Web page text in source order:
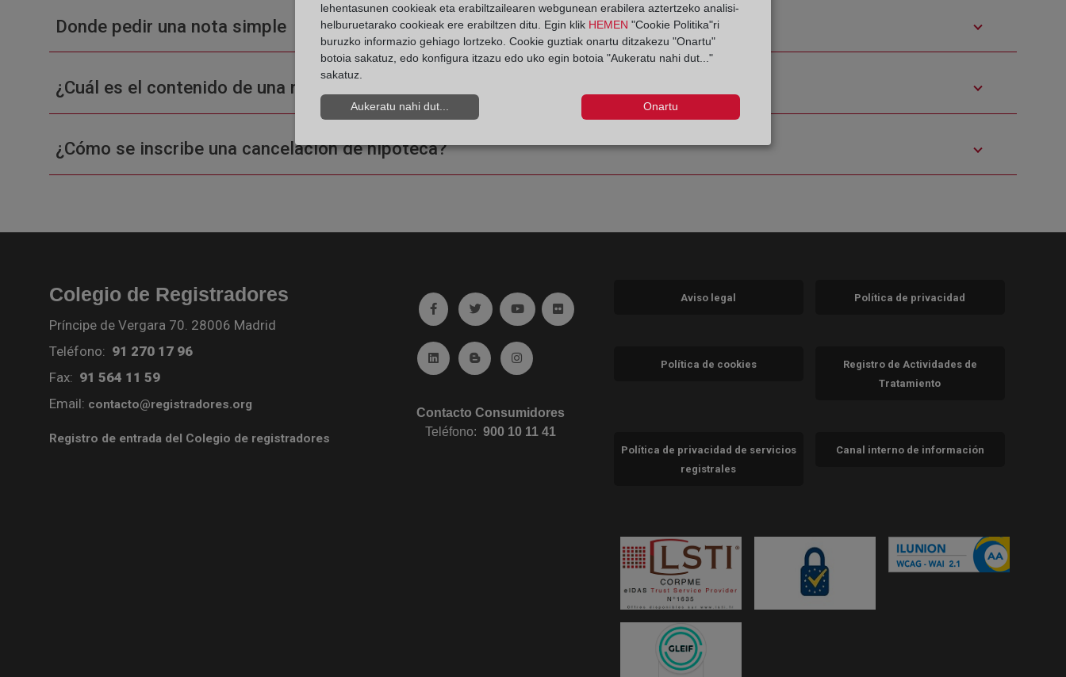
Donde pedir una nota simple
¿Cuál es el contenido de una nota simple o una certificación?
¿Cómo se inscribe una cancelación de hipoteca?
Colegio de Registradores
Príncipe de Vergara 70. 28006 Madrid
Teléfono: 91 270 17 96
Fax: 91 564 11 59
Email: contacto@registradores.org
Registro de entrada del Colegio de registradores
Ir a facebook (abre en ventana nueva)
Ir a twitter (abre en ventana nueva)
Ir a YouTube (abre en ventana nueva)
Ir a Flickr (abre en ventana nueva)
Ir a Linkedin (abre en ventana nueva)
Ir al Blog (abre en ventana nueva)
Ir a Instagram (abre en ventana nueva)
Contacto Consumidores
Teléfono:900 10 11 41
Aviso legal Política de privacidad
Política de cookies
Registro de Actividades de
Tratamiento
Política de privacidad de servicios
registrales
Canal interno de información
lehentasunen cookieak eta erabiltzailearen webgunean erabilera aztertzeko analisi-
helburuetarako cookieak ere erabiltzen ditu. Egin klik HEMEN "Cookie Politika"ri
buruzko informazio gehiago lortzeko. Cookie guztiak onartu ditzakezu "Onartu"
botoia sakatuz, edo konfigura itzazu edo uko egin botoia "Aukeratu nahi dut..."
sakatuz.
Aukeratu nahi dut... Onartu